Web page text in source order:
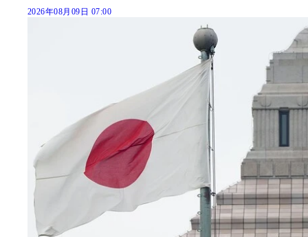
2026年08月09日 07:00